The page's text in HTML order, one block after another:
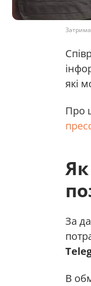
які
Про
За
В